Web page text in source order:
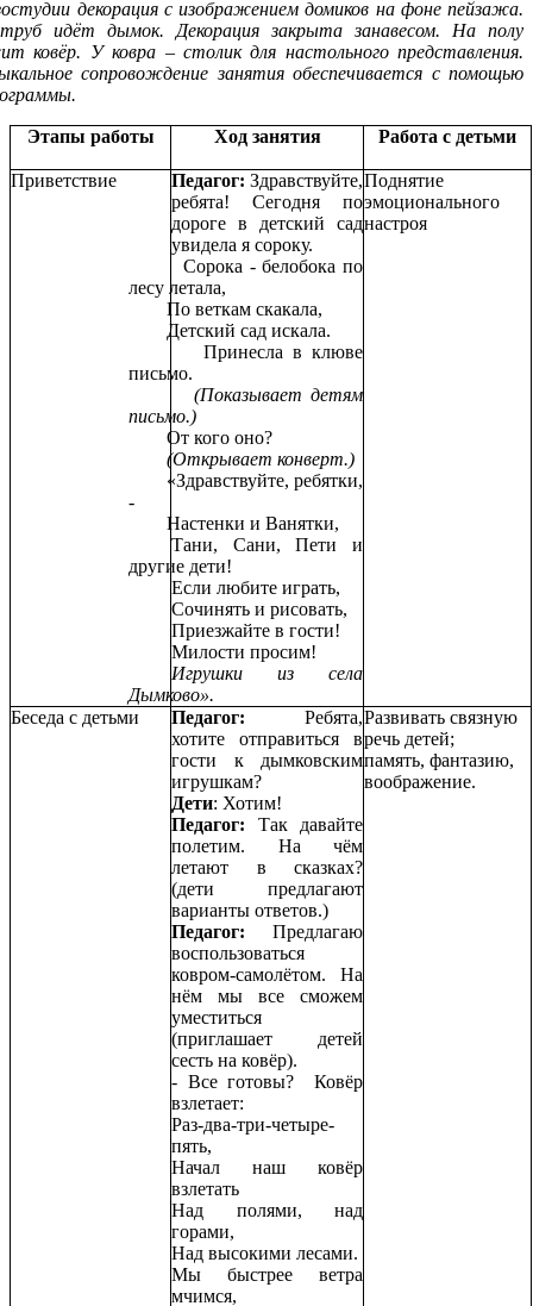
декорация с изображением домиков на фоне пейзажа.
идёт дымок. Декорация закрыта занавесом. На полу
ковёр. У ковра – столик для настольного представления.
сопровождение занятия обеспечивается с помощью
Этапы работы Ход занятия Работа с детьми
Приветствие Педагог: Здравствуйте,
ребята! Сегодня по
дороге в детский сад
увидела я сороку.
Сорока - белобока по
лесу летала,
По веткам скакала,
Детский сад искала.
Принесла в клюве
письмо.
(Показывает детям
письмо.)
От кого оно?
(Открывает конверт.)
«Здравствуйте, ребятки,
-
Настенки и Ванятки,
Тани, Сани, Пети и
другие дети!
Если любите играть,
Сочинять и рисовать,
Приезжайте в гости!
Милости просим!
Игрушки из села
Дымково».
Поднятие
эмоционального
настроя
Беседа с детьми Педагог: Ребята,
хотите отправиться в
гости к дымковским
игрушкам?
Дети: Хотим!
Педагог: Так давайте
полетим. На чём
летают в сказках?
(дети предлагают
варианты ответов.)
Педагог: Предлагаю
воспользоваться
ковром-самолётом. На
нём мы все сможем
уместиться
(приглашает детей
сесть на ковёр).
- Все готовы? Ковёр
взлетает:
Раз-два-три-четыре-
пять,
Начал наш ковёр
взлетать
Над полями, над
горами,
Над высокими лесами.
Мы быстрее ветра
мчимся,
Развивать связную
речь детей;
память, фантазию,
воображение.